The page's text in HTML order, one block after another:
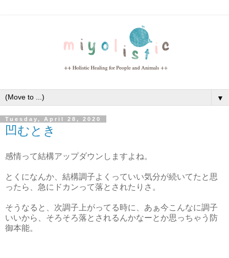
▼
Tuesday, April 28, 2020
凹むとき
感情って結構アップダウンしますよね。
とくになんか、結構調子よくっていい気分が続いてたと思
ったら、急にドカンって落とされたりさ。
そうなると、次調子上がってる時に、あぁ今こんなに調子
いいから、そろそろ落とされるんかなーとか思っちゃう防
御本能。